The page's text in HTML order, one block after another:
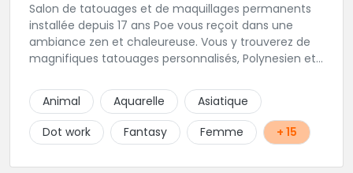
Salon de tatouages et de maquillages permanents
installée depuis 17 ans Poe vous reçoit dans une
ambiance zen et chaleureuse. Vous y trouverez de
magnifiques tatouages personnalisés, Polynesien et
permanents/artistiques ainsi que des prestations de
Piercings.
Animal Aquarelle
Asiatique
Dot work
Fantasy Femme + 15